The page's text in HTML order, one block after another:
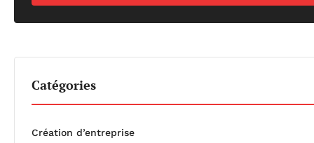
Catégories
Création d’entreprise